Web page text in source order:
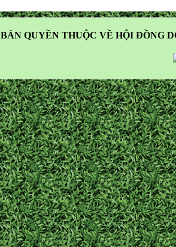
BẢN QUYỀN THUỘC VỀ HỘI ĐỒNG